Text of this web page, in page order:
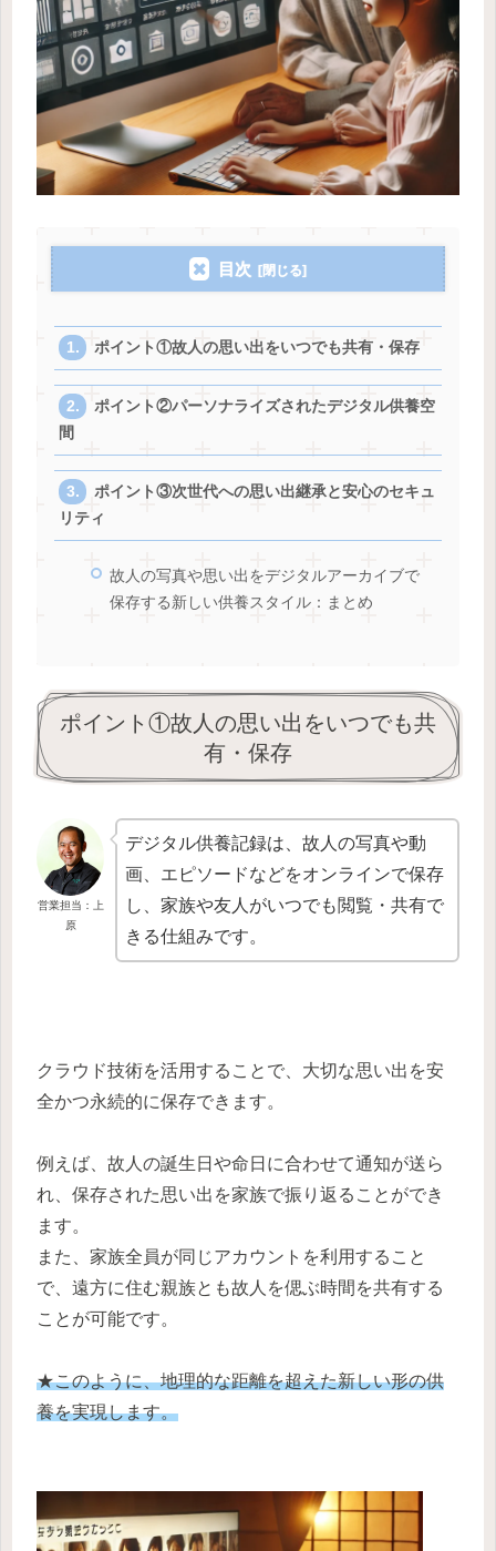
目次
ポイント①故人の思い出をいつでも共有・保存
ポイント②パーソナライズされたデジタル供養空
間
ポイント③次世代への思い出継承と安心のセキュ
リティ
故人の写真や思い出をデジタルアーカイブで
保存する新しい供養スタイル：まとめ
ポイント①故人の思い出をいつでも共
有・保存
営業担当：上
原
デジタル供養記録は、故人の写真や動
画、エピソードなどをオンラインで保存
し、家族や友人がいつでも閲覧・共有で
きる仕組みです。
クラウド技術を活用することで、大切な思い出を安
全かつ永続的に保存できます。
例えば、故人の誕生日や命日に合わせて通知が送ら
れ、保存された思い出を家族で振り返ることができ
ます。
また、家族全員が同じアカウントを利用すること
で、遠方に住む親族とも故人を偲ぶ時間を共有する
ことが可能です。
★このように、地理的な距離を超えた新しい形の供
養を実現します。